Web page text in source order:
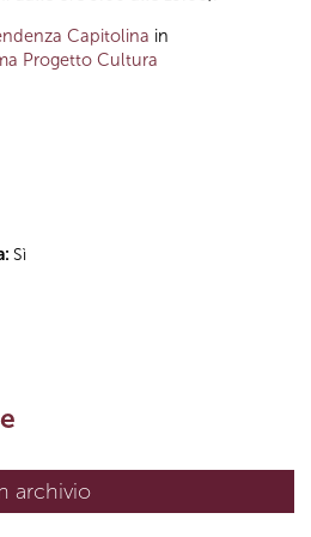
Capitolina in
Progetto Cultura
Sì
archivio